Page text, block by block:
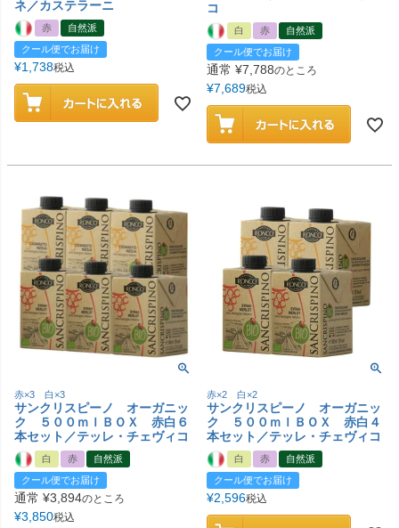
ネ／カステラーニ
赤
自然派
クール便でお届け
¥1,738税込
コ
白 赤
自然派
クール便でお届け
通常 ¥7,788のところ
¥7,689税込
赤×3 白×3
サンクリスピーノ オーガニッ
ク ５００ｍｌＢＯＸ 赤白６
本セット／テッレ・チェヴィコ
白 赤
自然派
クール便でお届け
通常 ¥3,894のところ
¥3,850税込
赤×2 白×2
サンクリスピーノ オーガニッ
ク ５００ｍｌＢＯＸ 赤白４
本セット／テッレ・チェヴィコ
白 赤
自然派
クール便でお届け
¥2,596税込